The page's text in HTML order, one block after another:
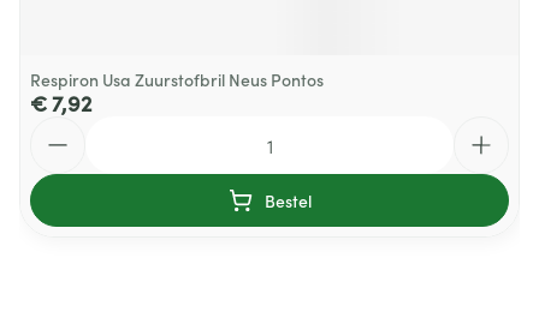
Respiron Usa Zuurstofbril Neus Pontos
€ 7,92
Bestel